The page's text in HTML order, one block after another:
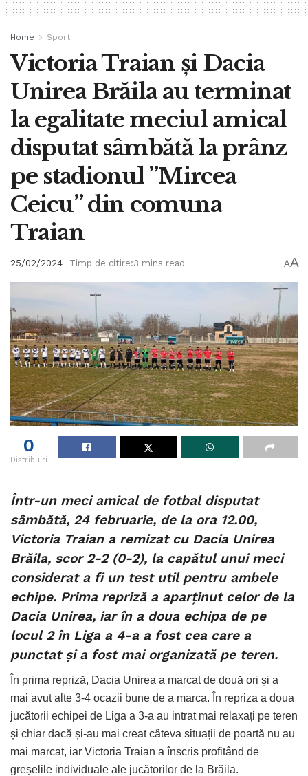
Home Sport
Victoria Traian și Dacia
Unirea Brăila au terminat
la egalitate meciul amical
disputat sâmbătă la prânz
pe stadionul ”Mircea
Ceicu” din comuna
Traian
25/02/2024 Timp de citire:3 mins read AA
0
Distribuiri
Într-un meci amical de fotbal disputat
sâmbătă, 24 februarie, de la ora 12.00,
Victoria Traian a remizat cu Dacia Unirea
Brăila, scor 2-2 (0-2), la capătul unui meci
considerat a fi un test util pentru ambele
echipe. Prima repriză a aparținut celor de la
Dacia Unirea, iar în a doua echipa de pe
locul 2 în Liga a 4-a a fost cea care a
punctat și a fost mai organizată pe teren.
În prima repriză, Dacia Unirea a marcat de două ori și a
mai avut alte 3-4 ocazii bune de a marca. În repriza a doua
jucătorii echipei de Liga a 3-a au intrat mai relaxați pe teren
și chiar dacă și-au mai creat câteva situații de poartă nu au
mai marcat, iar Victoria Traian a înscris profitând de
greșelile individuale ale jucătorilor de la Brăila.